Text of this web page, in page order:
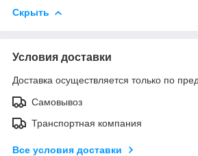
Скрыть
Условия доставки
Доставка осуществляется только по
Самовывоз
Транспортная компания
Все условия доставки